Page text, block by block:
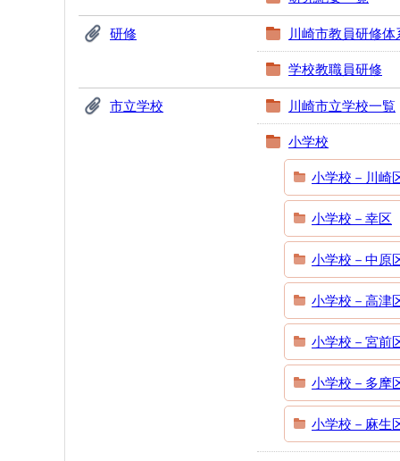
研修 川崎市教員研修体
学校教職員研修
市立学校 川崎市立学校一覧
小学校
小学校－川崎
小学校－幸区
小学校－中原
小学校－高津
小学校－宮前
小学校－多摩
小学校－麻生